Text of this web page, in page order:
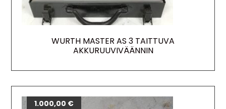
WURTH MASTER AS 3 TAITTUVA
AKKURUUVIVÄÄNNIN
1.000,00 €